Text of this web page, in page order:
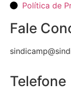
Política de
Fale
Telefone